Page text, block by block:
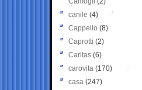
canile (4)
Cappello (8)
Caprotti (2)
Caritas (6)
carovita (170)
casa (247)